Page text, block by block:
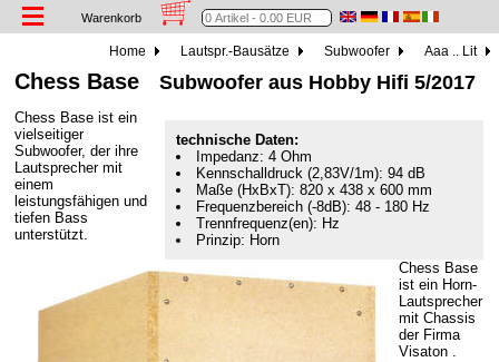
Warenkorb
Home Lautspr.-Bausätze Subwoofer Aaa .. Lit
Chess Base Subwoofer aus Hobby Hifi 5/2017
technische Daten:
Impedanz: 4 Ohm
Kennschalldruck (2,83V/1m): 94 dB
Maße (HxBxT): 820 x 438 x 600 mm
Frequenzbereich (-8dB): 48 - 180 Hz
Trennfrequenz(en): Hz
Prinzip: Horn
Chess Base ist ein
vielseitiger
Subwoofer, der ihre
Lautsprecher mit
einem
leistungsfähigen und
tiefen Bass
unterstützt.
Chess Base
ist ein Horn-
Lautsprecher
mit Chassis
der Firma
Visaton .